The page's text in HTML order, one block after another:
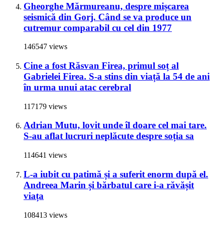
Gheorghe Mărmureanu, despre mișcarea
seismică din Gorj. Când se va produce un
cutremur comparabil cu cel din 1977
146547 views
Cine a fost Răsvan Firea, primul soț al
Gabrielei Firea. S-a stins din viață la 54 de ani
în urma unui atac cerebral
117179 views
Adrian Mutu, lovit unde îl doare cel mai tare.
S-au aflat lucruri neplăcute despre soția sa
114641 views
L-a iubit cu patimă și a suferit enorm după el.
Andreea Marin și bărbatul care i-a răvășit
viața
108413 views